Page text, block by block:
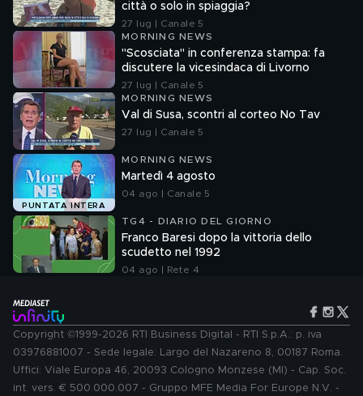
città o solo in spiaggia?
27 lug | Canale 5
MORNING NEWS
"Scosciata" in conferenza stampa: fa
discutere la vicesindaca di Livorno
27 lug | Canale 5
MORNING NEWS
Val di Susa, scontri al corteo No Tav
27 lug | Canale 5
PUNTATA INTERA
MORNING NEWS
Martedì 4 agosto
04 ago | Canale 5
TG4 - DIARIO DEL GIORNO
Franco Baresi dopo la vittoria dello
scudetto nel 1992
04 ago | Rete 4
Copyright ©1999-2026 RTI Business Digital - RTI S.p.A.: p. iva
03976881007 - Sede legale: Largo del Nazareno 8, 00187 Roma.
Uffici: Viale Europa 46, 20093 Cologno Monzese (MI) - Cap. Soc.
int. vers. € 500.000.007 - Gruppo MFE Media For Europe N.V. -